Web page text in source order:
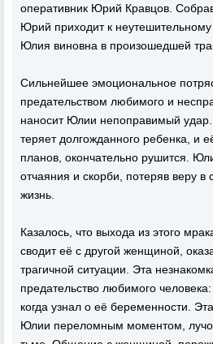
оперативник Юрий Кравцов.
Юрий приходит к
Юлия виновна в произошедшей
Сильнейшее эмоциональное
предательством любимого и
наносит Юлии непоправимый удар.
теряет долгожданного ребенка, и
планов, окончательно рушится.
отчаяния и скорби, потеряв веру в
жизнь.
Казалось, что выхода из этого
сводит её с другой женщиной,
трагичной ситуации. Эта
предательство любимого
когда узнал о её беременности.
Юлии переломным моментом,